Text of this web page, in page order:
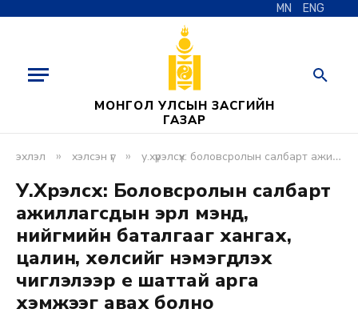
MN ENG
МОНГОЛ УЛСЫН ЗАСГИЙН
ГАЗАР
эхлэл » хэлсэн үг » у.хүрэлсүх: боловсролын салбарт ажиллагсдын эрүүл мэнд, нийгмийн баталгааг хангах, цалин, хөлсийг нэмэгдүүлэх чиглэлээр үе шаттай арга хэмжээг авах болно
У.Хүрэлсүх: Боловсролын салбарт
ажиллагсдын эрүүл мэнд,
нийгмийн баталгааг хангах,
цалин, хөлсийг нэмэгдүүлэх
чиглэлээр үе шаттай арга
хэмжээг авах болно